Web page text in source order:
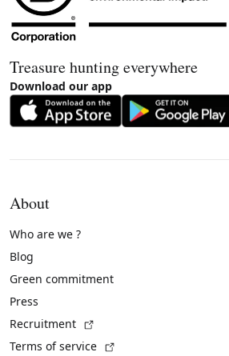
Treasure hunting everywhere
Download our app
About
Who are we ?
Blog
Green commitment
Press
Recruitment
Terms of service